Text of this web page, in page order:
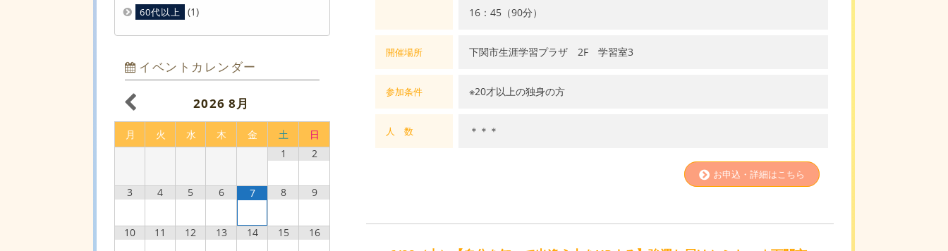
16：45（90分）
開催場所 下関市生涯学習プラザ 2F 学習室3
参加条件 ※20才以上の独身の方
人 数 ＊＊＊
お申込・詳細はこちら
60代以上 (1)
イベントカレンダー
2026 8月
月 火 水 木 金 土
日
1
2
3 4 5 6 7 8 9
10 11 12 13 14 15 16